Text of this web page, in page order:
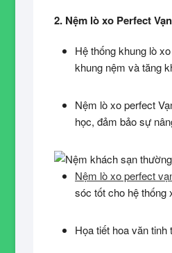
2. Nệm lò xo Perfect
Hệ thống khung lò
khung nệm và tăng
Nệm lò xo perfect
học, đảm bảo sự
Nệm lò xo perfect
sóc tốt cho hệ thống
Họa tiết hoa văn